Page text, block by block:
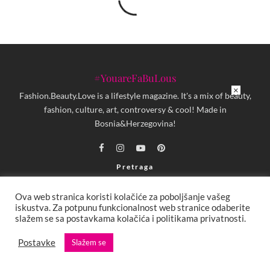
#YouareFaBuLous
Fashion.Beauty.Love is a lifestyle magazine. It's a mix of beauty,
fashion, culture, art, controversy & cool! Made in
Bosnia&Herzegovina!
Pretraga
Ova web stranica koristi kolačiće za poboljšanje vašeg
iskustva. Za potpunu funkcionalnost web stranice odaberite
slažem se sa postavkama kolačića i politikama privatnosti.
Postavke Slažem se
×